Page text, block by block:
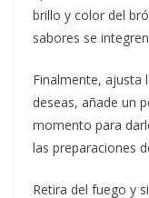
brillo y color del
sabores se
Finalmente, ajusta
deseas, añade un
momento para
las preparaciones
Retira del fuego y